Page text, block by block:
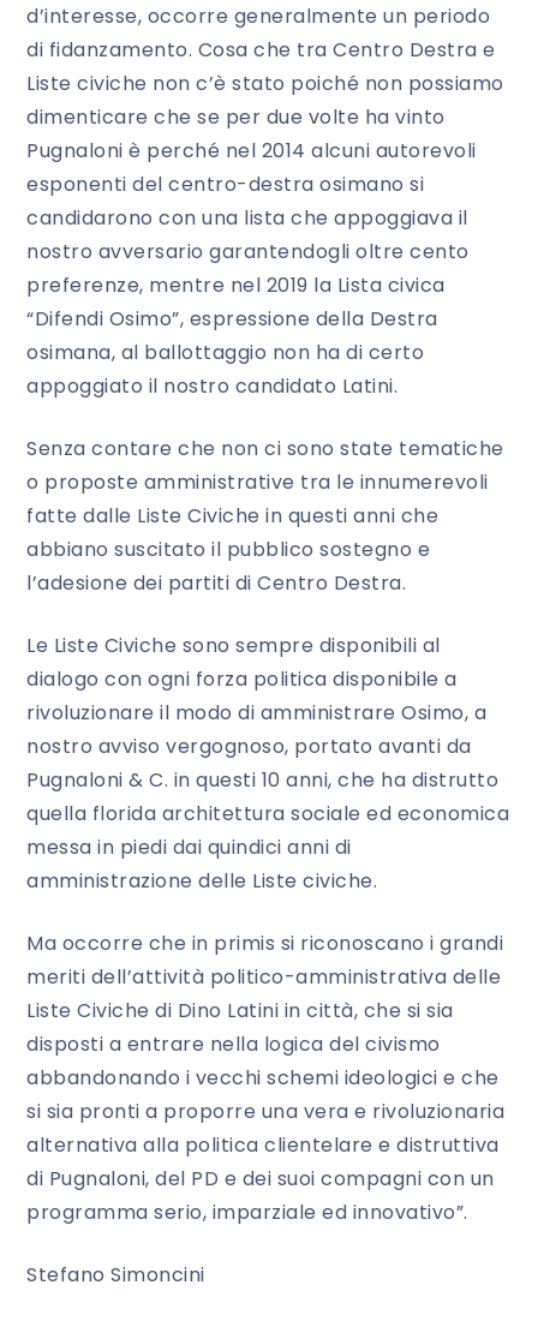
d’interesse, occorre generalmente un periodo
di fidanzamento. Cosa che tra Centro Destra e
Liste civiche non c’è stato poiché non possiamo
dimenticare che se per due volte ha vinto
Pugnaloni è perché nel 2014 alcuni autorevoli
esponenti del centro-destra osimano si
candidarono con una lista che appoggiava il
nostro avversario garantendogli oltre cento
preferenze, mentre nel 2019 la Lista civica
“Difendi Osimo”, espressione della Destra
osimana, al ballottaggio non ha di certo
appoggiato il nostro candidato Latini.
Senza contare che non ci sono state tematiche
o proposte amministrative tra le innumerevoli
fatte dalle Liste Civiche in questi anni che
abbiano suscitato il pubblico sostegno e
l’adesione dei partiti di Centro Destra.
Le Liste Civiche sono sempre disponibili al
dialogo con ogni forza politica disponibile a
rivoluzionare il modo di amministrare Osimo, a
nostro avviso vergognoso, portato avanti da
Pugnaloni & C. in questi 10 anni, che ha distrutto
quella florida architettura sociale ed economica
messa in piedi dai quindici anni di
amministrazione delle Liste civiche.
Ma occorre che in primis si riconoscano i grandi
meriti dell’attività politico-amministrativa delle
Liste Civiche di Dino Latini in città, che si sia
disposti a entrare nella logica del civismo
abbandonando i vecchi schemi ideologici e che
si sia pronti a proporre una vera e rivoluzionaria
alternativa alla politica clientelare e distruttiva
di Pugnaloni, del PD e dei suoi compagni con un
programma serio, imparziale ed innovativo”.
Stefano Simoncini